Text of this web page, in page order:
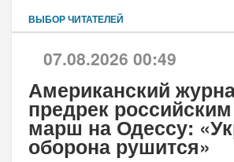
ВЫБОР ЧИТАТЕЛЕЙ
07.08.2026 00:49
Американский
предрек
марш на Одессу:
оборона рушится»